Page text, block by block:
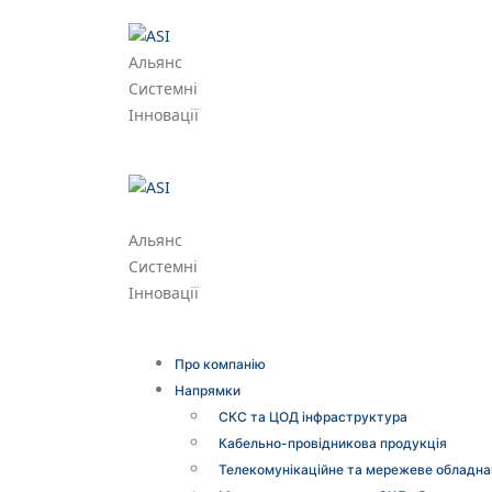
Альянс
Системні
Інновації
Альянс
Системні
Інновації
Про компанію
Напрямки
СКС та ЦОД інфраструктура
Кабельно-провідникова продукція
Телекомунікаційне та мережеве